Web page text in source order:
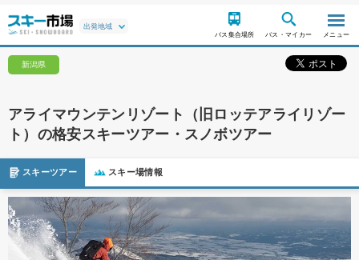
バス集合場所 バス・マイカー メニュー
新潟県
アライマウンテンリゾート（旧ロッテアライリゾー
ト）の格安スキーツアー・スノボツアー
スキーツアー スキー場情報